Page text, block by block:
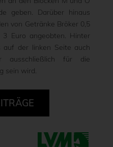
geben. Darüber hinaus
von Getränke Bröker 0,5
Euro angeobten. Hinter
auf der linken Seite auch
ausschließlich für die
sein wird.